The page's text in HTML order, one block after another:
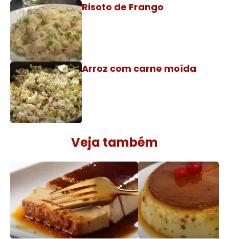
Risoto de Frango
Arroz com carne moída
Veja também